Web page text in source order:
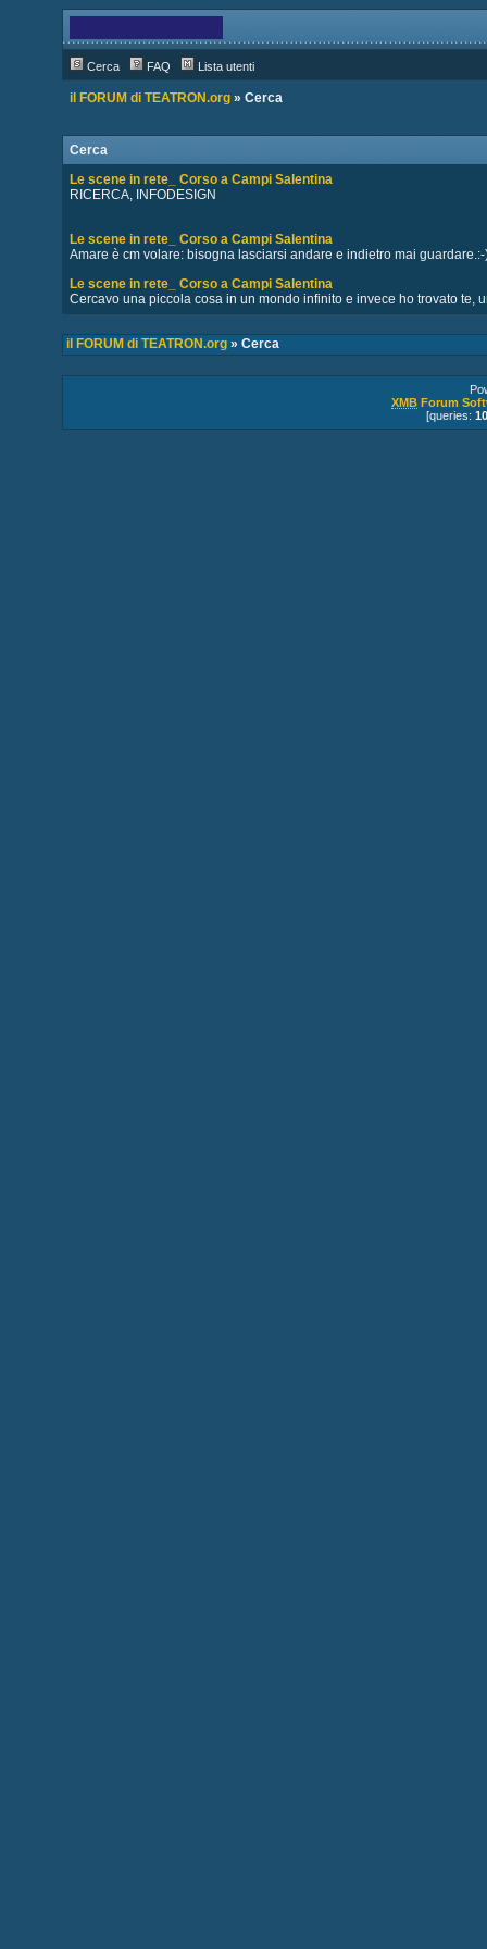
Cerca FAQ Lista utenti
il FORUM di TEATRON.org» Cerca
Cerca
Le scene in rete_ Corso a Campi Salentina
RICERCA, INFODESIGN
Le scene in rete_ Corso a Campi Salentina
Amare è cm volare: bisogna lasciarsi andare e indietro mai guardare.:-
Le scene in rete_ Corso a Campi Salentina
Cercavo una piccola cosa in un mondo infinito e invece ho trovato te,
il FORUM di TEATRON.org» Cerca
XMB Forum
[queries: 10